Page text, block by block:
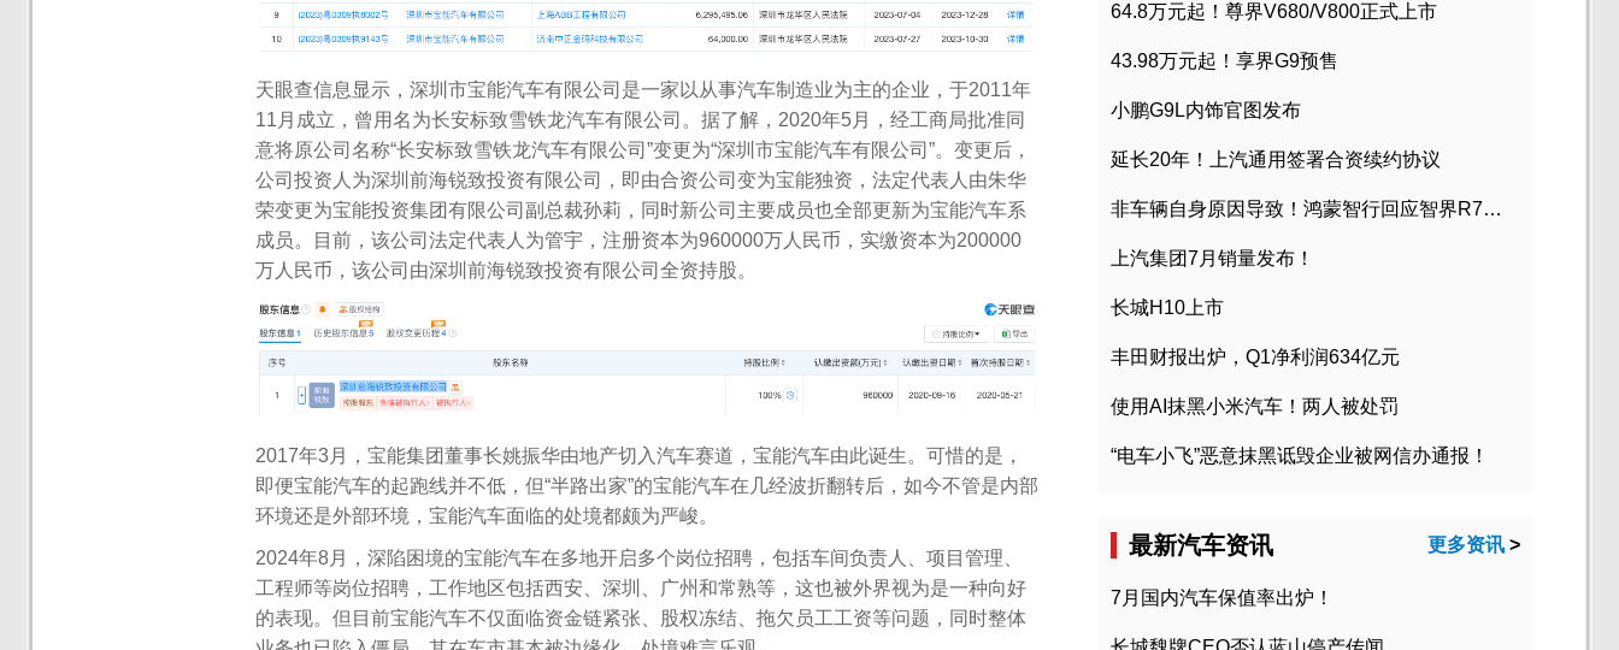
天眼查信息显示，深圳市宝能汽车有限公司是一家以从事汽车制造业为主的企业，于2011年
11月成立，曾用名为长安标致雪铁龙汽车有限公司。据了解，2020年5月，经工商局批准同
意将原公司名称“长安标致雪铁龙汽车有限公司”变更为“深圳市宝能汽车有限公司”。变更后，
公司投资人为深圳前海锐致投资有限公司，即由合资公司变为宝能独资，法定代表人由朱华
荣变更为宝能投资集团有限公司副总裁孙莉，同时新公司主要成员也全部更新为宝能汽车系
成员。目前，该公司法定代表人为管宇，注册资本为960000万人民币，实缴资本为200000
万人民币，该公司由深圳前海锐致投资有限公司全资持股。
2017年3月，宝能集团董事长姚振华由地产切入汽车赛道，宝能汽车由此诞生。可惜的是，
即便宝能汽车的起跑线并不低，但“半路出家”的宝能汽车在几经波折翻转后，如今不管是内部
环境还是外部环境，宝能汽车面临的处境都颇为严峻。
2024年8月，深陷困境的宝能汽车在多地开启多个岗位招聘，包括车间负责人、项目管理、
工程师等岗位招聘，工作地区包括西安、深圳、广州和常熟等，这也被外界视为是一种向好
的表现。但目前宝能汽车不仅面临资金链紧张、股权冻结、拖欠员工工资等问题，同时整体
64.8万元起！尊界V680/V800正式上市
43.98万元起！享界G9预售
小鹏G9L内饰官图发布
延长20年！上汽通用签署合资续约协议
非车辆自身原因导致！鸿蒙智行回应智界R7起火事故
上汽集团7月销量发布！
长城H10上市
丰田财报出炉，Q1净利润634亿元
使用AI抹黑小米汽车！两人被处罚
“电车小飞”恶意抹黑诋毁企业被网信办通报！
最新汽车资讯 更多资讯 >
7月国内汽车保值率出炉！